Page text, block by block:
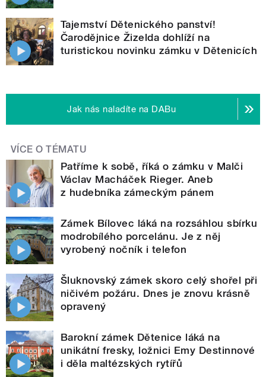
Tajemství Dětenického panství!
Čarodějnice Žizelda dohlíží na
turistickou novinku zámku v Dětenicích
Jak nás naladíte na DABu
VÍCE O TÉMATU
Patříme k sobě, říká o zámku v Malči
Václav Macháček Rieger. Aneb
z hudebníka zámeckým pánem
Zámek Bílovec láká na rozsáhlou sbírku
modrobílého porcelánu. Je z něj
vyrobený nočník i telefon
Šluknovský zámek skoro celý shořel při
ničivém požáru. Dnes je znovu krásně
opravený
Barokní zámek Dětenice láká na
unikátní fresky, ložnici Emy Destinnové
i děla maltézských rytířů